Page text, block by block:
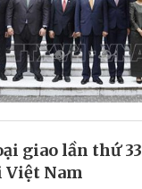
giao lần thứ
Việt Nam